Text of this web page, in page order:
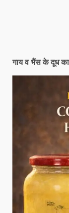
गाय व भैंस के दूध